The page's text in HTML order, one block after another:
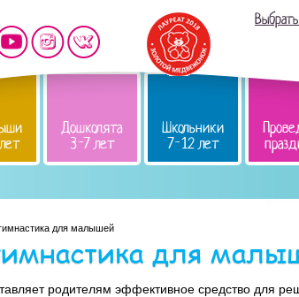
Дошколята
3-7 лет
Школьники
7-12 лет
для малышей
для
родителям эффективное средство для